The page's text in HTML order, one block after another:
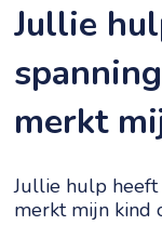
Jullie
merkt
Jullie hulp heeft
merkt mijn kind